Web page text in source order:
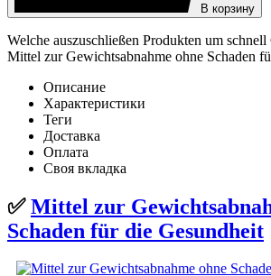
В корзину
Welche auszuschließen Produkten um
Mittel zur Gewichtsabnahme ohne Schaden
Описание
Характеристики
Теги
Доставка
Оплата
Своя вкладка
✅Mittel zur
Schaden für die Gesundheit